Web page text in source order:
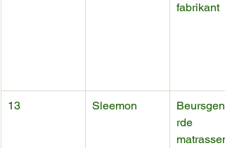
fabrikant
13 Sleemon
rde